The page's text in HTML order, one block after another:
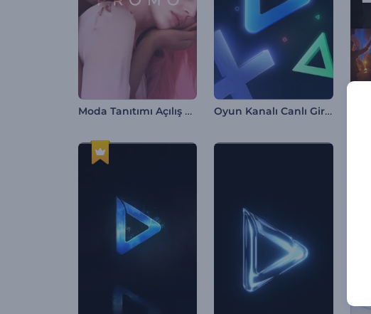
Moda Tanıtımı Açılış Videosu Oyun Kanalı Canlı Giriş Videosu